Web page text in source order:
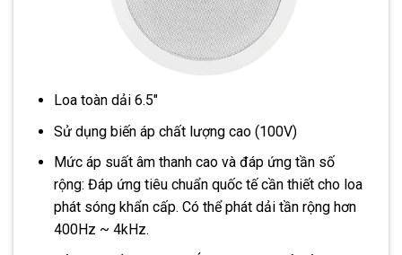
Loa toàn dải 6.5″
Sử dụng biến áp chất lượng cao (100V)
Mức áp suất âm thanh cao và đáp ứng tần số
rộng: Đáp ứng tiêu chuẩn quốc tế cần thiết cho loa
phát sóng khẩn cấp. Có thể phát dải tần rộng hơn
400Hz ~ 4kHz.